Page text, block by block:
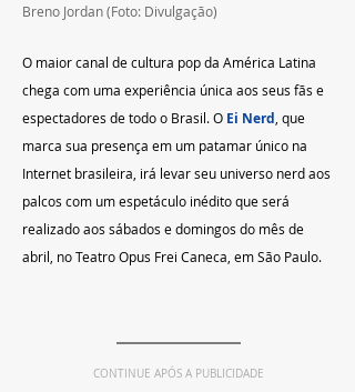
Breno Jordan (Foto: Divulgação)
O maior canal de cultura pop da América Latina
chega com uma experiência única aos seus fãs e
espectadores de todo o Brasil. O Ei Nerd , que
marca sua presença em um patamar único na
Internet brasileira, irá levar seu universo nerd aos
palcos com um espetáculo inédito que será
realizado aos sábados e domingos do mês de
abril, no Teatro Opus Frei Caneca, em São Paulo.
CONTINUE APÓS A PUBLICIDADE